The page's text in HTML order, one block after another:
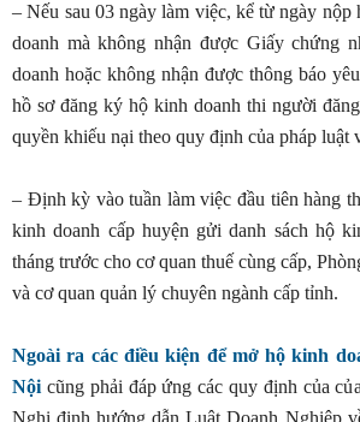
– Nếu sau 03 ngày làm việc, kể từ ngày nộp
doanh mà không nhận được Giấy chứng
doanh hoặc không nhận được thông báo
hồ sơ đăng ký hộ kinh doanh thi người
quyền khiếu nại theo quy định của pháp luật
– Định kỳ vào tuần làm việc đầu tiên hàng
kinh doanh cấp huyện gửi danh sách hộ
tháng trước cho cơ quan thuế cùng cấp,
và cơ quan quản lý chuyên ngành cấp tỉnh.
Ngoài ra các điều kiện để mở hộ kinh
Nội cũng phải đáp ứng các quy định của
Nghị định hướng dẫn Luật Doanh Nghiệp